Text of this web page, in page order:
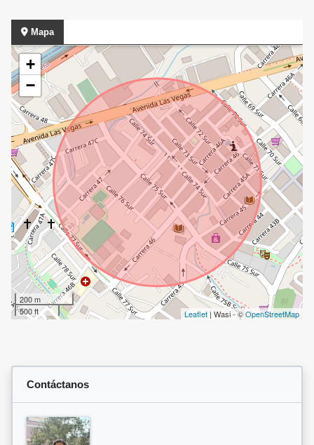
Mapa
+
−
200 m
500 ft
Leaflet | Wasi - ©OpenStreetMap
Contáctanos